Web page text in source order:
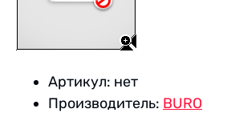
Артикул: нет
Производитель: BURO